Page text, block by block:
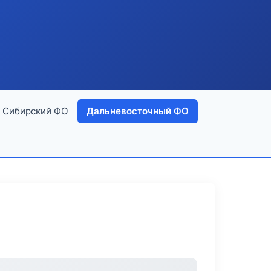
Сибирский ФО Дальневосточный ФО